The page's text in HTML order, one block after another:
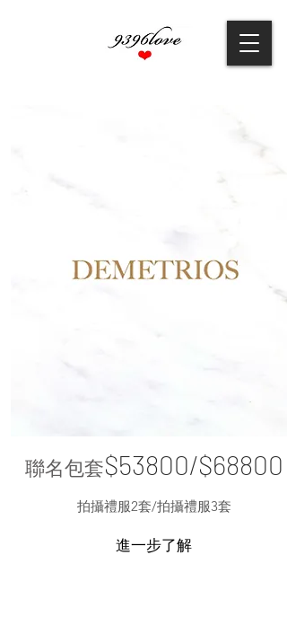
聯名包套$53800/$68800
拍攝禮服2套/拍攝禮服3套
進一步了解